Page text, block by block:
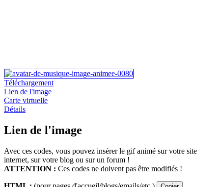
Téléchargement
Lien de l'image
Carte virtuelle
Détails
Lien de l'image
Avec ces codes, vous pouvez insérer le gif animé sur votre site
internet, sur votre blog ou sur un forum !
ATTENTION : Ces codes ne doivent pas être modifiés !